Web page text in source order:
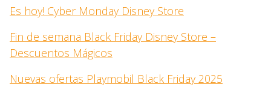
Es hoy! Cyber Monday Disney Store
Fin de semana Black Friday Disney Store –
Descuentos Mágicos
Nuevas ofertas Playmobil Black Friday 2025